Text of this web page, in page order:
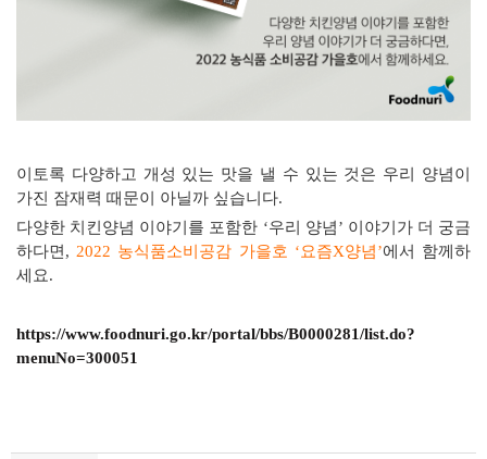
이토록 다양하고 개성 있는 맛을 낼 수 있는 것은 우리 양념이
가진 잠재력 때문이 아닐까 싶습니다.
다양한 치킨양념 이야기를 포함한 ‘우리 양념’ 이야기가 더 궁금
하다면 , 2022 농식품소비공감 가을호 ‘요즘X양념’에서 함께하
세요.
https://www.foodnuri.go.kr/portal/bbs/B0000281/list.do?
menuNo=300051